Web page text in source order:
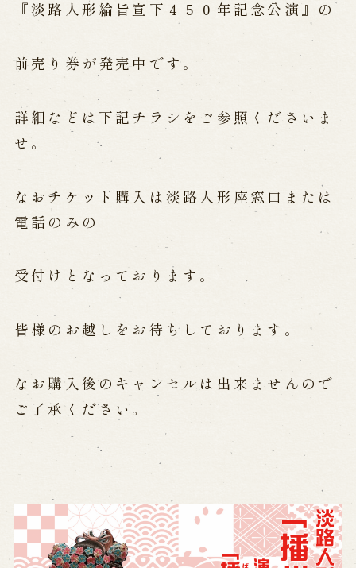
Performance Calendar
Upcoming Performances
Touring show
Touring show
History
Awaji Island and the Myth of the
Birth of the Nation
History of Awaji Ningyo Joruri
Awaji Ningyo Joruri's original
Theater) Spreading
Traditional Performing Arts in
Minami-Awaji City
Usage Info
Opening Dates and Admission
Access
Indoor Introduction
『淡路人形綸旨宣下４５０年記念公演』の
前売り券が発売中です。
詳細などは下記チラシをご参照くださいま
せ。
なおチケット購入は淡路人形座窓口または
電話のみの
受付けとなっております。
皆様のお越しをお待ちしております。
なお購入後のキャンセルは出来ませんので
ご了承ください。